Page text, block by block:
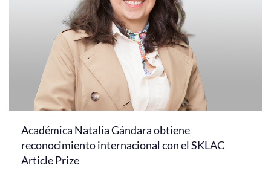
Académica Natalia Gándara obtiene
reconocimiento internacional con el SKLAC
Article Prize